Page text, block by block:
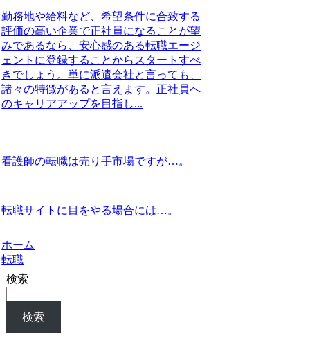
勤務地や給料など、希望条件に合致する
評価の高い企業で正社員になることが望
みであるなら、安心感のある転職エージ
ェントに登録することからスタートすべ
きでしょう。単に派遣会社と言っても、
諸々の特徴があると言えます。正社員へ
のキャリアアップを目指し...
看護師の転職は売り手市場ですが…。
転職サイトに目をやる場合には…。
ホーム
転職
検索
検索